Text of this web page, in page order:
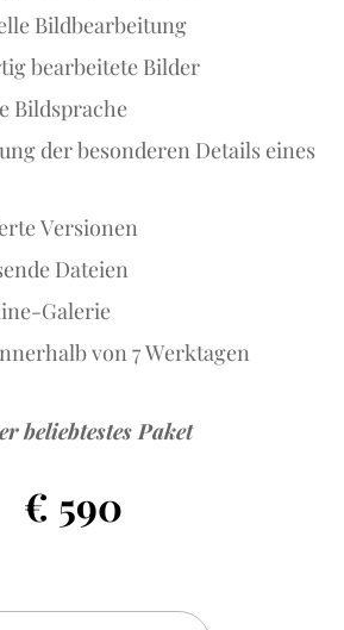
Bildbearbeitung
bearbeitete Bilder
Bildsprache
der besonderen Details eines
Versionen
Dateien
Galerie
von 7 Werktagen
beliebtestes Paket
€ 590